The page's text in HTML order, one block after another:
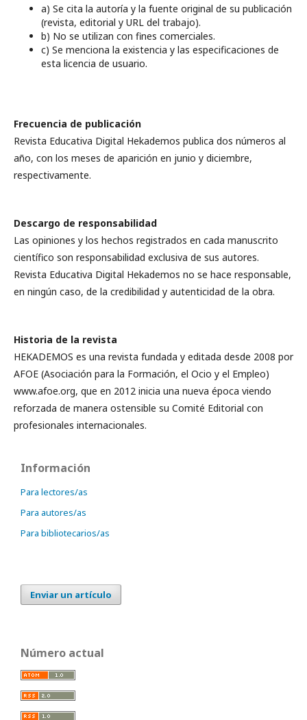
a) Se cita la autoría y la fuente original de su publicación
(revista, editorial y URL del trabajo).
b) No se utilizan con fines comerciales.
c) Se menciona la existencia y las especificaciones de
esta licencia de usuario.
Frecuencia de publicación
Revista Educativa Digital Hekademos publica dos números al
año, con los meses de aparición en junio y diciembre,
respectivamente.
Descargo de responsabilidad
Las opiniones y los hechos registrados en cada manuscrito
científico son responsabilidad exclusiva de sus autores.
Revista Educativa Digital Hekademos no se hace responsable,
en ningún caso, de la credibilidad y autenticidad de la obra.
Historia de la revista
HEKADEMOS es una revista fundada y editada desde 2008 por
AFOE (Asociación para la Formación, el Ocio y el Empleo)
www.afoe.org, que en 2012 inicia una nueva época viendo
reforzada de manera ostensible su Comité Editorial con
profesionales internacionales.
Información
Para lectores/as
Para autores/as
Para bibliotecarios/as
Enviar un artículo
Número actual